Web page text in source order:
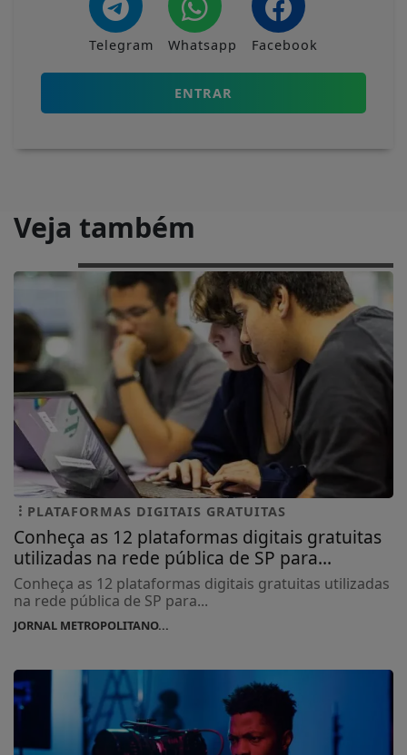
Telegram Whatsapp Facebook
ENTRAR
Veja também
PLATAFORMAS DIGITAIS GRATUITAS
Conheça as 12 plataformas digitais gratuitas
utilizadas na rede pública de SP para...
Conheça as 12 plataformas digitais gratuitas utilizadas
na rede pública de SP para...
JORNAL METROPOLITANO...